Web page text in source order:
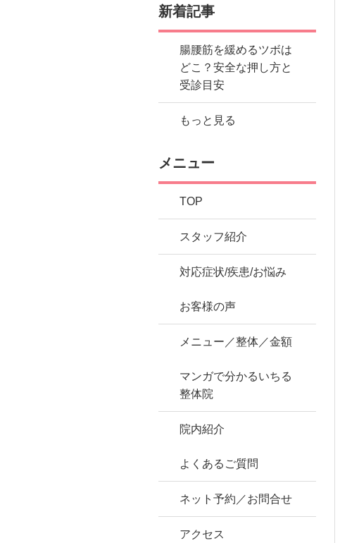
新着記事
腸腰筋を緩めるツボは
どこ？安全な押し方と
受診目安
もっと見る
メニュー
TOP
スタッフ紹介
対応症状/疾患/お悩み
お客様の声
メニュー／整体／金額
マンガで分かるいちる
整体院
院内紹介
よくあるご質問
ネット予約／お問合せ
アクセス